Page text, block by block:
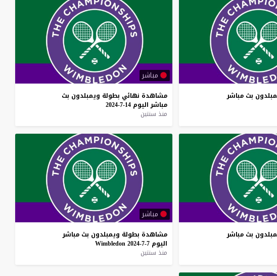
بث مباشر
مباشر
مشاهدة نهائي بطولة ويمبلدون بث
مباشر اليوم 14-7-2024
منذ سنتين
بث مباشر
مباشر
مشاهدة بطولة ويمبلدون بث مباشر
اليوم 7-7-2024
Wimbledon
منذ سنتين